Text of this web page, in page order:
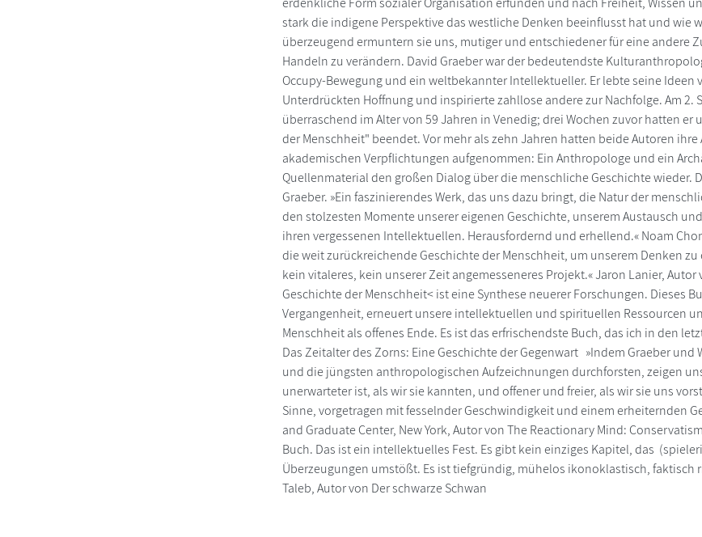
stark die indigene Perspektive das westliche Denken beeinflusst hat und wie
überzeugend ermuntern sie uns, mutiger und entschiedener für eine andere
Handeln zu verändern. David Graeber war der bedeutendste
Occupy-Bewegung und ein weltbekannter Intellektueller. Er lebte seine
Unterdrückten Hoffnung und inspirierte zahllose andere zur Nachfolge. Am 2.
überraschend im Alter von 59 Jahren in Venedig; drei Wochen zuvor hatten er
der Menschheit" beendet. Vor mehr als zehn Jahren hatten beide Autoren
akademischen Verpflichtungen aufgenommen: Ein Anthropologe und ein
Quellenmaterial den großen Dialog über die menschliche Geschichte wieder.
Graeber. »Ein faszinierendes Werk, das uns dazu bringt, die Natur der
den stolzesten Momente unserer eigenen Geschichte, unserem Austausch
ihren vergessenen Intellektuellen. Herausfordernd und erhellend.« Noam
die weit zurückreichende Geschichte der Menschheit, um unserem Denken
kein vitaleres, kein unserer Zeit angemesseneres Projekt.« Jaron Lanier,
Geschichte der Menschheit< ist eine Synthese neuerer Forschungen. Dieses
Vergangenheit, erneuert unsere intellektuellen und spirituellen Ressourcen
Menschheit als offenes Ende. Es ist das erfrischendste Buch, das ich in den
Das Zeitalter des Zorns: Eine Geschichte der Gegenwart »Indem Graeber
und die jüngsten anthropologischen Aufzeichnungen durchforsten, zeigen
unerwarteter ist, als wir sie kannten, und offener und freier, als wir sie uns
Sinne, vorgetragen mit fesselnder Geschwindigkeit und einem erheiternden
and Graduate Center, New York, Autor von The Reactionary Mind:
Buch. Das ist ein intellektuelles Fest. Es gibt kein einziges Kapitel, das
Überzeugungen umstößt. Es ist tiefgründig, mühelos ikonoklastisch, faktisch
Taleb, Autor von Der schwarze Schwan